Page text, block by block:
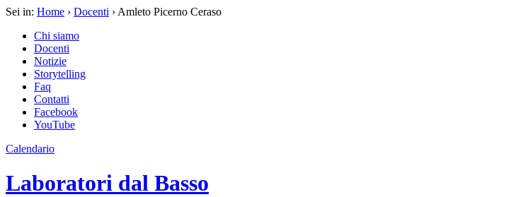
Sei in: Home › Docenti › Amleto Picerno Ceraso
Chi siamo
Docenti
Notizie
Storytelling
Faq
Contatti
Facebook
YouTube
Calendario
Laboratori dal Basso